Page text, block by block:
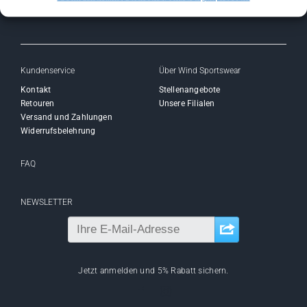
Kundenservice
Kontakt
Retouren
Versand und Zahlungen
Widerrufsbelehrung
Über Wind Sportswear
Stellenangebote
Unsere Filialen
FAQ
NEWSLETTER
Jetzt anmelden und 5% Rabatt sichern.